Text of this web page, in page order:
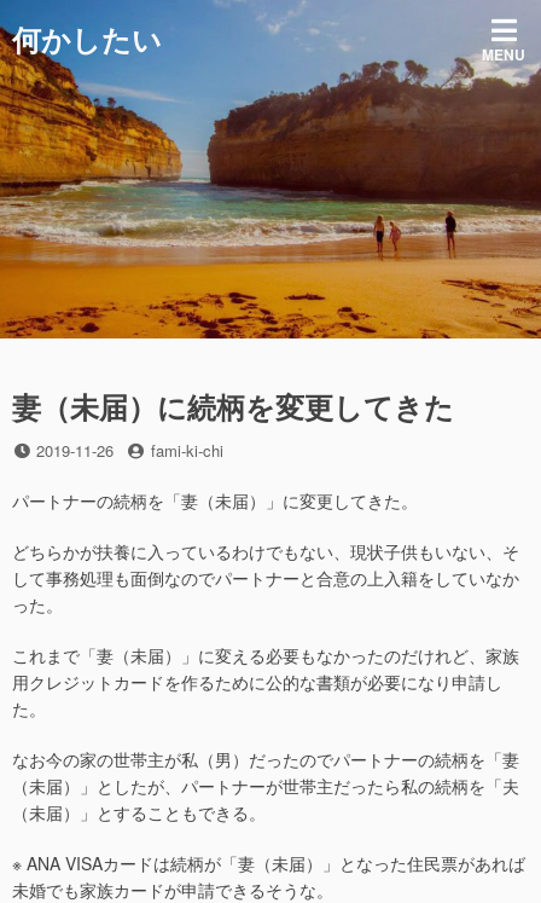
ン
テ
ン
ツ
へ
ス
キ
ッ
プ
何かしたい MENU
妻（未届）に続柄を変更してきた
投
日
2019-11-26
投
者
fami-ki-chi
パートナーの続柄を「妻（未届）」に変更してきた。
どちらかが扶養に入っているわけでもない、現状子供もいない、そ
して事務処理も面倒なのでパートナーと合意の上入籍をしていなか
った。
これまで「妻（未届）」に変える必要もなかったのだけれど、家族
用クレジットカードを作るために公的な書類が必要になり申請し
た。
なお今の家の世帯主が私（男）だったのでパートナーの続柄を「妻
（未届）」としたが、パートナーが世帯主だったら私の続柄を「夫
（未届）」とすることもできる。
※ ANA VISAカードは続柄が「妻（未届）」となった住民票があれば
未婚でも家族カードが申請できるそうな。